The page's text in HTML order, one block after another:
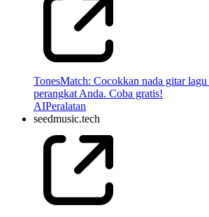
TonesMatch: Cocokkan nada gitar lagu
perangkat Anda. Coba gratis!
AIPeralatan
seedmusic.tech